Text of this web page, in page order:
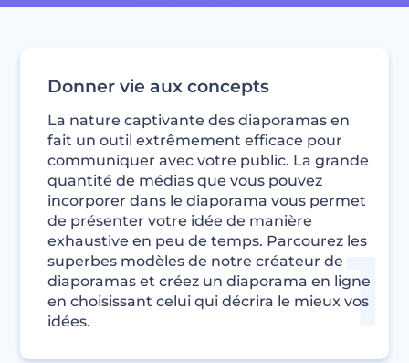
Donner vie aux concepts
La nature captivante des diaporamas en
fait un outil extrêmement efficace pour
communiquer avec votre public. La grande
quantité de médias que vous pouvez
incorporer dans le diaporama vous permet
de présenter votre idée de manière
exhaustive en peu de temps. Parcourez les
superbes modèles de notre créateur de
diaporamas et créez un diaporama en ligne
en choisissant celui qui décrira le mieux vos
idées.